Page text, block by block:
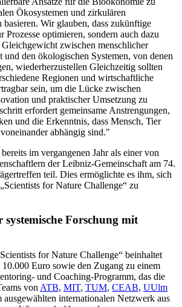
Ökosystemen und zirkulären
basieren. Wir glauben, dass zukünftige
Prozesse optimieren, sondern auch dazu
Gleichgewicht zwischen menschlicher
den ökologischen Systemen, von denen
wiederherzustellen Gleichzeitig sollten
Regionen und wirtschaftliche
sein, um die Lücke zwischen
und praktischer Umsetzung zu
erfordert gemeinsame Anstrengungen,
und die Erkenntnis, dass Mensch, Tier
abhängig sind."
im vergangenen Jahr als einer von
der Leibniz-Gemeinschaft am 74.
teil. Dies ermöglichte es ihm, sich
for Nature Challenge“ zu
Forschung mit
for Nature Challenge“ beinhaltet
Euro sowie den Zugang zu einem
und Coaching-Programm, das die
von ATB, MIT, TUM, CEAB, UUlm
ausgewählten internationalen Netzwerk aus